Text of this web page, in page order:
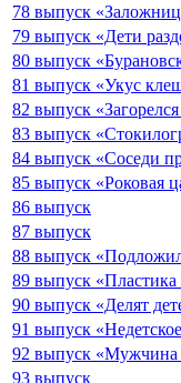
78 выпуск
79 выпуск «Дети
80 выпуск
81 выпуск «Укус
82 выпуск
83 выпуск
84 выпуск «Соседи
85 выпуск «Роковая
86 выпуск
87 выпуск
88 выпуск
89 выпуск «Пластика
90 выпуск «Делят
91 выпуск
92 выпуск «Мужчина
93 выпуск